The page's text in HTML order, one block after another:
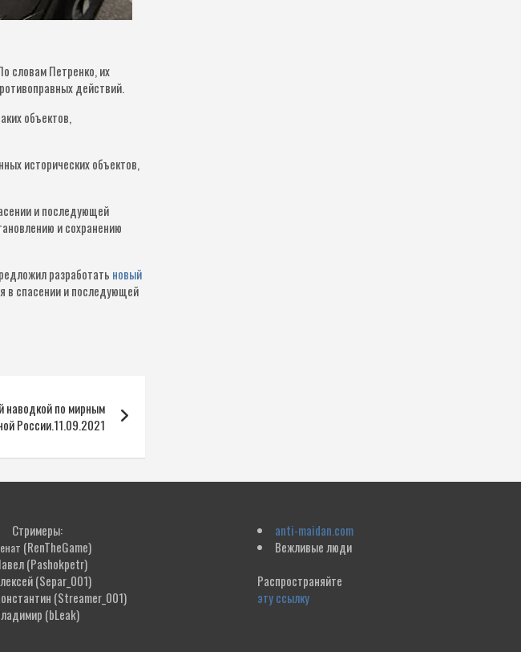
словам Петренко, их
действий.
объектов,
исторических объектов,
и последующей
и сохранению
разработать новый
в спасении и последующей
наводкой по мирным
России.11.09.2021
Стримеры:
(RenTheGame)
(Pashokpetr)
(Separ_001)
(Streamer_001)
(bLeak)
anti-maidan.com
Вежливые люди
Распространяйте
эту ссылку